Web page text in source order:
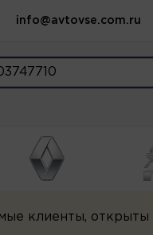
info@avtovse.com.ru
клиенты, открыты